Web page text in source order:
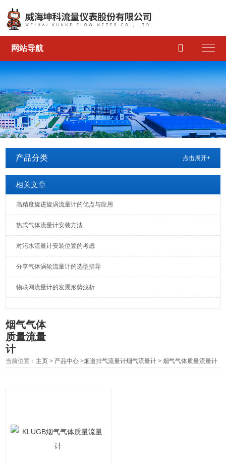
网站导航 
产品分类 点击展开+
相关文章
高精度旋进旋涡流量计的优点与应用
热式气体流量计安装方法
对污水流量计安装位置的考虑
分享气体涡轮流量计的选型指导
物联网流量计的发展形势浅析
烟气气体
质量流量
计
当前位置： 主页 > 产品中心 >烟道排气流量计烟气流量计 >烟气气体质量流量计